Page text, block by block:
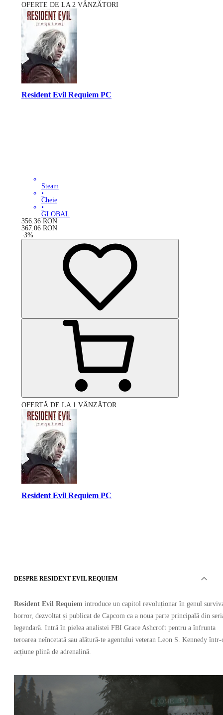
OFERTE DE LA 2 VÂNZĂTORI
Resident Evil Requiem PC
Steam
•
Cheie
•
GLOBAL
356.36 RON
367.06 RON
-3%
OFERTĂ DE LA 1 VÂNZĂTOR
Resident Evil Requiem PC
Cheie
•
AUSTRALIA/NOUA ZEELANDĂ
367.06 RON
DESPRE RESIDENT EVIL REQUIEM
Resident Evil Requiem introduce un capitol revoluționar în genul
horror, dezvoltat și publicat de Capcom ca a noua parte principală din
legendară. Intră în pielea analistei FBI Grace Ashcroft pentru a înfrunta
teroarea neîncetată sau alătură-te agentului veteran Leon S. Kennedy într-
acțiune plină de adrenalină.